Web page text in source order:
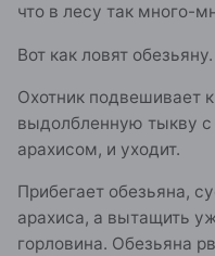
что в лесу так много-
Вот как ловят обезьяну.
Охотник подвешивает
выдолбленную тыкву
арахисом, и уходит.
Прибегает обезьяна,
арахиса, а вытащить
горловина. Обезьяна